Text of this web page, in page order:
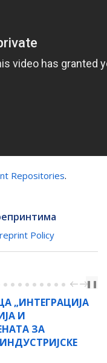
Repositories.
Policy
PREVNEXT
❚❚
„ИНТЕГРАЦИЈА
И
ЗА